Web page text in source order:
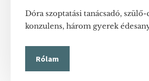
Dóra szoptatási tanácsadó, szülő-
konzulens, három gyerek
Rólam